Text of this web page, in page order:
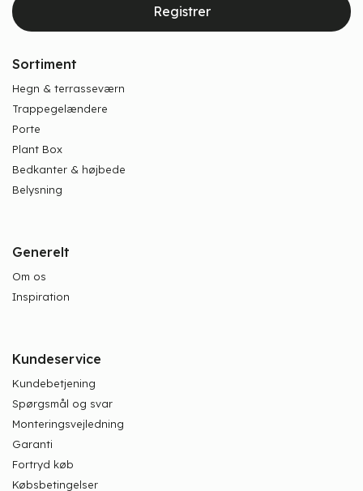
Registrer
Sortiment
Hegn & terrasseværn
Trappegelændere
Porte
Plant Box
Bedkanter & højbede
Belysning
Generelt
Om os
Inspiration
Kundeservice
Kundebetjening
Spørgsmål og svar
Monteringsvejledning
Garanti
Fortryd køb
Købsbetingelser